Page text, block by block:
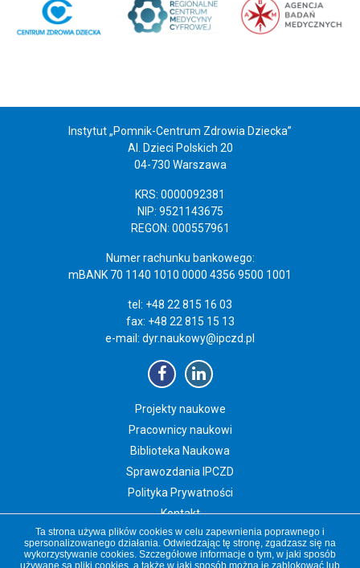
Instytut „Pomnik-Centrum Zdrowia Dziecka”
Al. Dzieci Polskich 20
04-730 Warszawa
KRS: 0000092381
NIP: 9521143675
REGON: 000557961
Numer rachunku bankowego:
mBANK 70 1140 1010 0000 4356 9500 1001
tel: +48 22 815 16 03
fax: +48 22 815 15 13
e-mail: dyr.naukowy@ipczd.pl
Projekty naukowe
Pracownicy naukowi
Biblioteka Naukowa
Sprawozdania IPCZD
Polityka Prywatności
Kontakt
Newsletter IPCZD
Ta strona używa plików cookies w celu zapewnienia poprawnego i
spersonalizowanego działania. Odwiedzając tę stronę, zgadzasz się na
wykorzystywanie cookies. Szczegółowe informacje o tym, w jaki sposób
używane są pliki cookies, a także w jaki sposób można je zablokować lub